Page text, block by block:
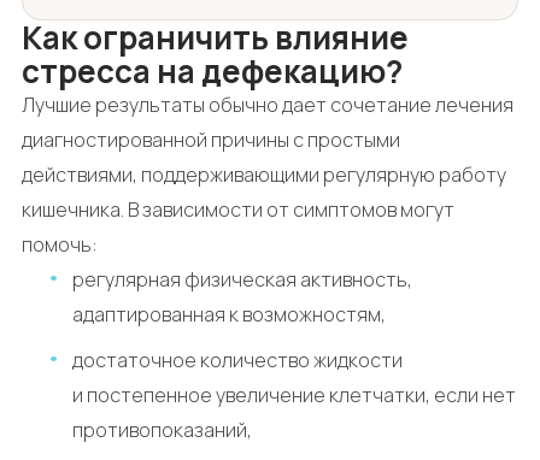
Как ограничить влияние
стресса на дефекацию?
Лучшие результаты обычно дает сочетание лечения
диагностированной причины с простыми
действиями, поддерживающими регулярную работу
кишечника. В зависимости от симптомов могут
помочь:
регулярная физическая активность,
адаптированная к возможностям,
достаточное количество жидкости
и постепенное увеличение клетчатки, если нет
противопоказаний,